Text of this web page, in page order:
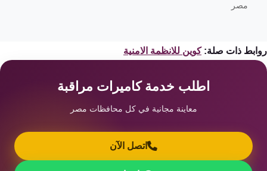
مصر
ذات صلة: كوين للانظمة الامنية
اطلب خدمة كاميرات مراقبة
معاينة مجانية في كل محافظات مصر
اتصل الآن